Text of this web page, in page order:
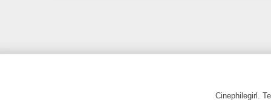
Cinephilegirl.